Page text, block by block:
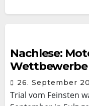
Nachlese:
Wettbewerbe
26. September
Trial vom Feinsten